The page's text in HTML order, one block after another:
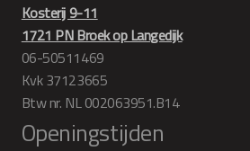
Kosterij 9-11
1721 PN Broek op Langedijk
06-50511469
Kvk 37123665
Btw nr. NL 002063951.B14
Openingstijden